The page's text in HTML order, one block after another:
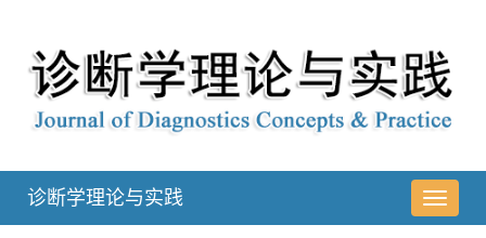
导
航
诊断学理论与实践